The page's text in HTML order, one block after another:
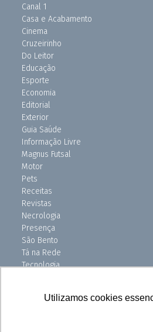
Utilizamos cookies
Canal 1
Casa e Acabamento
Cinema
Cruzeirinho
Do Leitor
Educação
Esporte
Economia
Editorial
Exterior
Guia Saúde
Informação Livre
Magnus Futsal
Motor
Pets
Receitas
Revistas
Necrologia
Presença
São Bento
Tá na Rede
Tecnologia